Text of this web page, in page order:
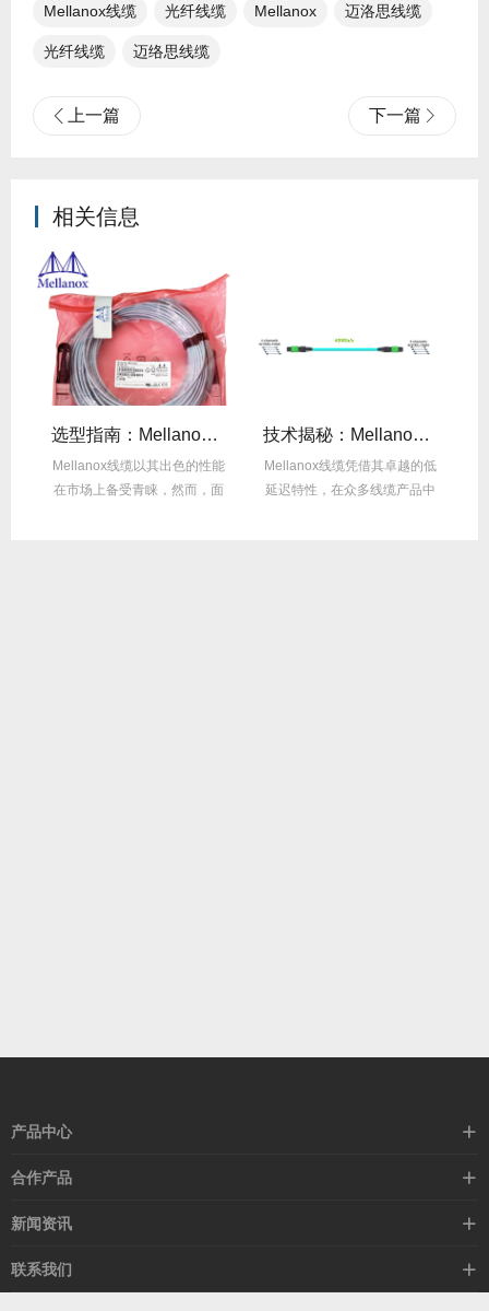
Mellanox线缆 光纤线缆​ Mellanox 迈洛思线缆
光纤线缆 迈络思线缆
上一篇 下一篇
相关信息
选型指南：Mellanox线缆带宽怎么选？看完这篇不纠结！
Mellanox线缆以其出色的性能
在市场上备受青睐，然而，面
技术揭秘：Mellanox线缆低延迟背后的“信号优化”黑科技！
Mellanox线缆凭借其卓越的低
延迟特性，在众多线缆产品中
产品中心
高速线缆
以太网交换机
合作产品
希捷硬盘
新闻资讯
行业动态
技术视角
联系我们